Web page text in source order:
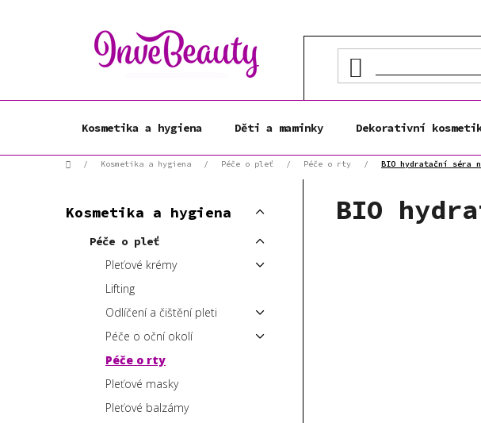
Kosmetika a hygiena Děti a maminky Dekorativní
Domů/ Kosmetika a hygiena / Péče o pleť / Péče o rty / BIO hydratační séra
oPřeskočit
kategorie
K
a
Kosmetika a hygiena
Péče o pleť
Pleťové krémy
Lifting
Odlíčení a čištění pleti
Péče o oční okolí
Péče o rty
Pleťové masky
Pleťové balzámy
BIO